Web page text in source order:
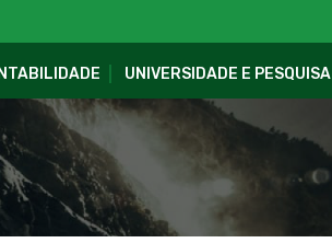
UNIVERSIDADE E PESQUISA